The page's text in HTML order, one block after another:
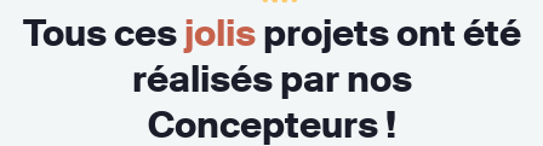
Tous cesjolisprojets ont été
réalisés par nos
Concepteurs !